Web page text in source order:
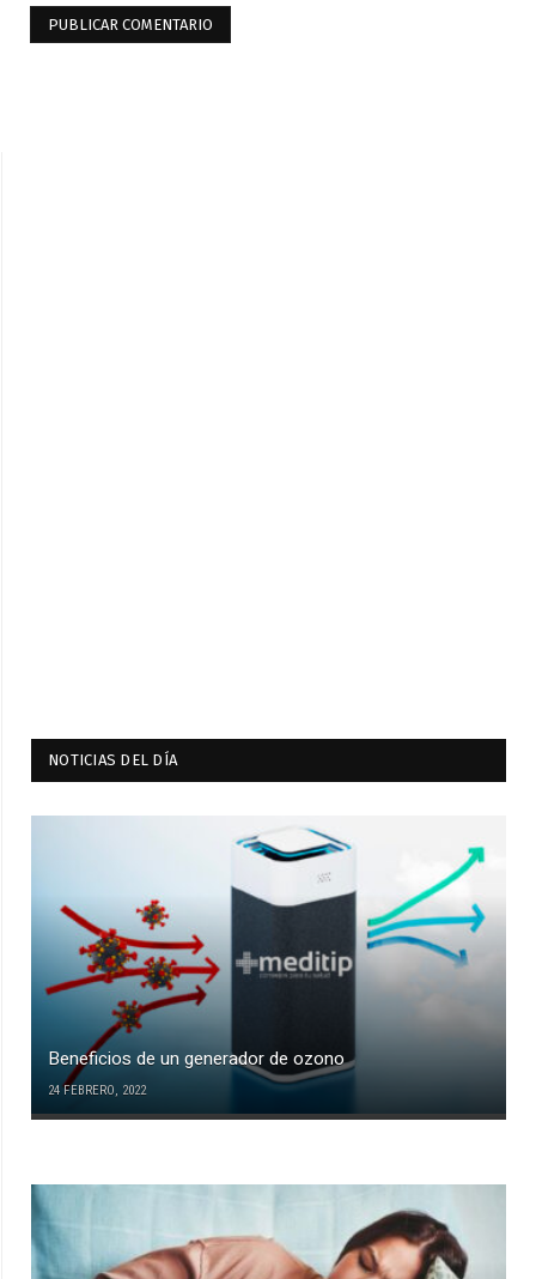
NOTICIAS DEL DÍA
Beneficios de un generador de ozono
24 FEBRERO, 2022